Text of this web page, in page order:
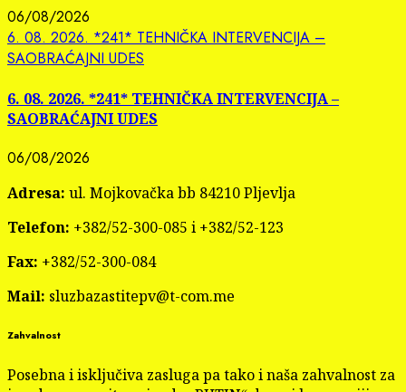
06/08/2026
6. 08. 2026. *241* TEHNIČKA INTERVENCIJA –
SAOBRAĆAJNI UDES
6. 08. 2026. *241* TEHNIČKA INTERVENCIJA –
SAOBRAĆAJNI UDES
06/08/2026
Adresa: ul. Mojkovačka bb 84210 Pljevlja
Telefon: +382/52-300-085 i +382/52-123
Fax: +382/52-300-084
Mail: sluzbazastitepv@t-com.me
Zahvalnost
Posebna i isključiva zasluga pa tako i naša zahvalnost za